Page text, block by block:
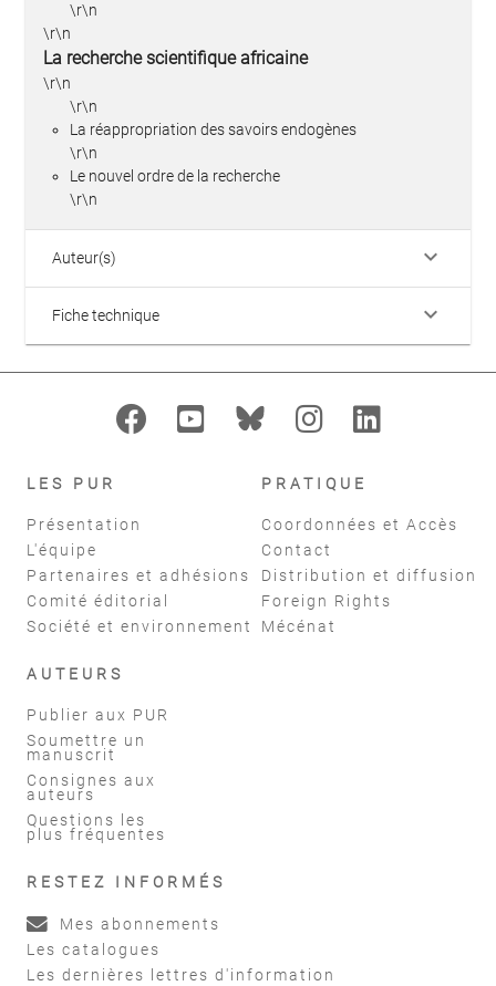
\r\n
\r\n
La recherche scientifique africaine
\r\n
\r\n
La réappropriation des savoirs endogènes
\r\n
Le nouvel ordre de la recherche
\r\n
Auteur(s) keyboard_arrow_down
Fiche technique keyboard_arrow_down
LES PUR
Présentation
L'équipe
Partenaires et adhésions
Comité éditorial
Société et environnement
PRATIQUE
Coordonnées et Accès
Contact
Distribution et diffusion
Foreign Rights
Mécénat
AUTEURS
Publier aux PUR
Soumettre un
manuscrit
Consignes aux
auteurs
Questions les
plus fréquentes
RESTEZ INFORMÉS
Mes abonnements
Les catalogues
Les dernières lettres d'information